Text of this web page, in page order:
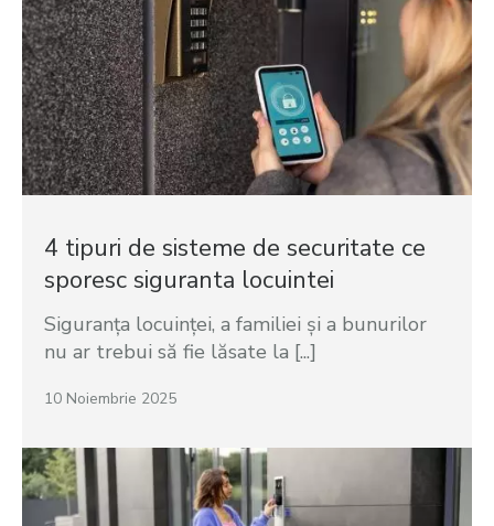
4 tipuri de sisteme de securitate ce
sporesc siguranta locuintei
Siguranța locuinței, a familiei și a bunurilor
nu ar trebui să fie lăsate la [...]
10 Noiembrie 2025